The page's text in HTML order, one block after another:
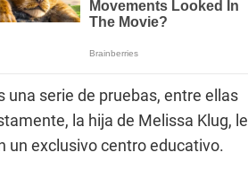
una serie de pruebas, entre ellas
la hija de Melissa Klug, le
un exclusivo centro educativo.